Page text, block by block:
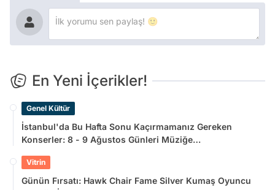
En Yeni İçerikler!
Genel Kültür
İstanbul'da Bu Hafta Sonu Kaçırmamanız Gereken
Konserler: 8 - 9 Ağustos Günleri Müziğe
Vitrin
Günün Fırsatı: Hawk Chair Fame Silver Kumaş Oyuncu